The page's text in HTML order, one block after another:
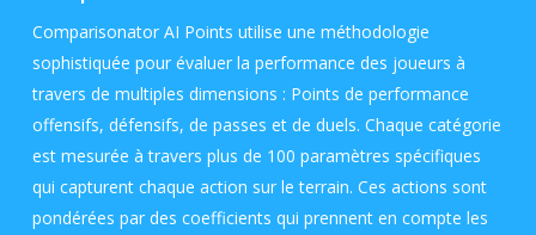
Comparisonator AI Points utilise une méthodologie
sophistiquée pour évaluer la performance des joueurs à
travers de multiples dimensions : Points de performance
offensifs, défensifs, de passes et de duels. Chaque catégorie
est mesurée à travers plus de 100 paramètres spécifiques
qui capturent chaque action sur le terrain. Ces actions sont
pondérées par des coefficients qui prennent en compte les